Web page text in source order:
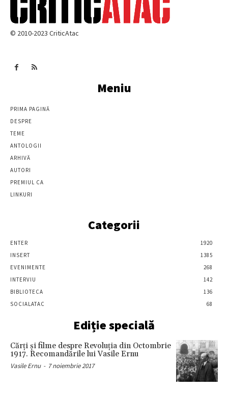
© 2010-2023 CriticAtac
Meniu
PRIMA PAGINĂ
DESPRE
TEME
ANTOLOGII
ARHIVĂ
AUTORI
PREMIUL CA
LINKURI
Categorii
ENTER
1920
INSERT
1385
EVENIMENTE
268
INTERVIU
142
BIBLIOTECA
136
SOCIALATAC
68
Ediție specială
Cărţi şi filme despre Revoluţia din Octombrie
1917. Recomandările lui Vasile Ernu
Vasile Ernu - 7 noiembrie 2017